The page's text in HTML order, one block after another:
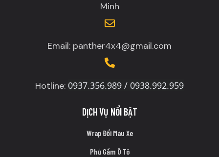
Minh
Email: panther4x4@gmail.com
Hotline: 0937.356.989 / 0938.992.959
DỊCH VỤ NỔI BẬT
Wrap Đổi Màu Xe
Phủ Gầm Ô Tô